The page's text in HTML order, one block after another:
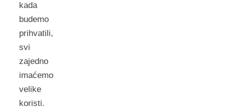
kada
budemo
prihvatili,
svi
zajedno
imaćemo
velike
koristi.